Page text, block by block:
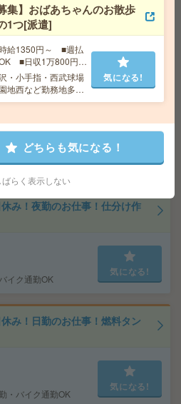
円
など＊未経験でも大丈夫[派遣]
ビスあり
作駅徒歩10分
気になる!
み！夜勤のお仕事！仕分け作
イク通勤OK
気になる!
み！日勤のお仕事！燃料タン
・バイク通勤OK
気になる!
集】おばあちゃんのお散歩
1つ[派遣]
給1350円～ ■週払
■日収1万800円以
・小手指・西武球場
地西など勤務地多
気になる!
どちらも気になる！
ばらく表示しない